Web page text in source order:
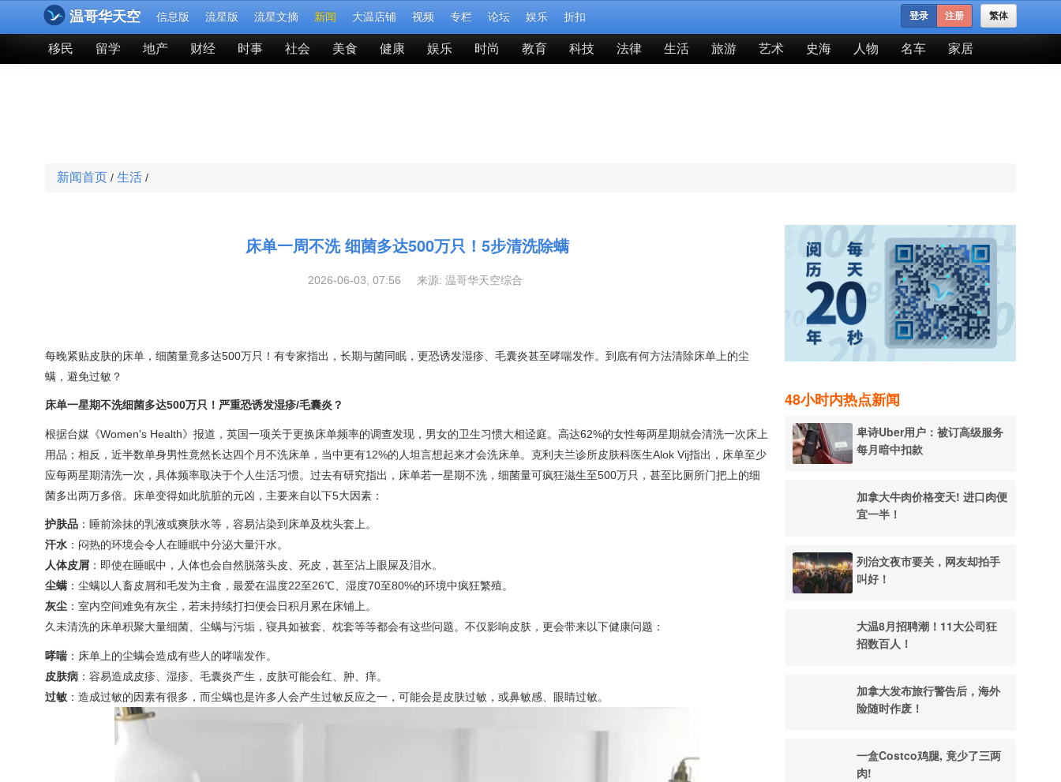
温哥华天空 信息版 流星版 流星文摘 新闻 大温店铺 视频 专栏 论坛 娱乐 折扣 繁体
登录 注册
移民 留学 地产 财经 时事 社会 美食 健康 娱乐 时尚 教育 科技 法律 生活 旅游 艺术 史海 人物 名车 家居
新闻首页 / 生活 /
床单一周不洗 细菌多达500万只！5步清洗除螨
2026-06-03, 07:56 来源: 温哥华天空综合
每晚紧贴皮肤的床单，细菌量竟多达500万只！有专家指出，长期与菌同眠，更恐诱发湿疹、毛囊炎甚至哮喘发作。到底有何方法清除床单上的尘
螨，避免过敏？
床单一星期不洗细菌多达500万只！严重恐诱发湿疹/毛囊炎？
根据台媒《Women's Health》报道，英国一项关于更换床单频率的调查发现，男女的卫生习惯大相迳庭。高达62%的女性每两星期就会清洗一次床上
用品；相反，近半数单身男性竟然长达四个月不洗床单，当中更有12%的人坦言想起来才会洗床单。克利夫兰诊所皮肤科医生Alok Vij指出，床单至少
应每两星期清洗一次，具体频率取决于个人生活习惯。过去有研究指出，床单若一星期不洗，细菌量可疯狂滋生至500万只，甚至比厕所门把上的细
菌多出两万多倍。床单变得如此肮脏的元凶，主要来自以下5大因素：
护肤品 ： 睡前涂抹的乳液或爽肤水等，容易沾染到床单及枕头套上。
汗水 ： 闷热的环境会令人在睡眠中分泌大量汗水。
人体皮屑 ： 即使在睡眠中，人体也会自然脱落头皮、死皮，甚至沾上眼屎及泪水。
尘螨 ： 尘螨以人畜皮屑和毛发为主食，最爱在温度22至26℃、湿度70至80%的环境中疯狂繁殖。
灰尘 ： 室内空间难免有灰尘，若未持续打扫便会日积月累在床铺上。
久未清洗的床单积聚大量细菌、尘螨与污垢，寝具如被套、枕套等等都会有这些问题。不仅影响皮肤，更会带来以下健康问题：
哮喘： 床单上的尘螨会造成有些人的哮喘发作。
皮肤病 ： 容易造成皮疹、湿疹、毛囊炎产生，皮肤可能会红、肿、痒。
过敏 ： 造成过敏的因素有很多，而尘螨也是许多人会产生过敏反应之一，可能会是皮肤过敏 ， 或鼻敏感、眼睛过敏。
48小时内热点新闻
卑诗Uber用户：被订高级服务
每月暗中扣款
加拿大牛肉价格变天! 进口肉便
宜一半！
列治文夜市要关，网友却拍手
叫好！
大温8月招聘潮！11大公司狂
招数百人！
加拿大发布旅行警告后，海外
险随时作废！
一盒Costco鸡腿, 竟少了三两
肉!